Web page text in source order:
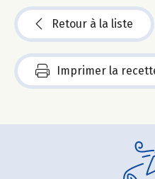
Retour à la liste
Imprimer la